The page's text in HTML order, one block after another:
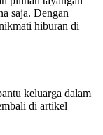
saja. Dengan
hiburan di
keluarga dalam
di artikel